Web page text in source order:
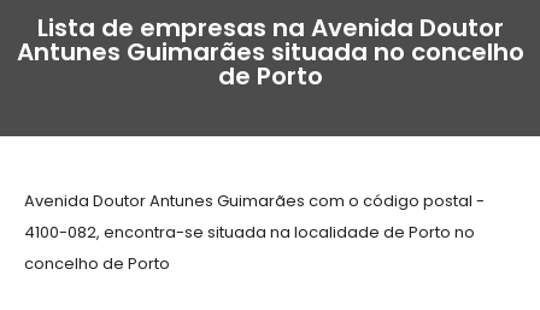
Lista de empresas na Avenida Doutor
Antunes Guimarães situada no concelho
de Porto
Avenida Doutor Antunes Guimarães com o código postal -
4100-082, encontra-se situada na localidade de Porto no
concelho de Porto